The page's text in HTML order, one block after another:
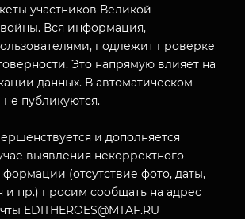
КОМПЛЕКС
НАЗАД
участников Великой
Вся информация,
подлежит проверке
Это напрямую влияет на
данных. В автоматическом
публикуются.
и дополняется
выявления некорректного
(отсутствие фото, даты,
и пр.) просим сообщать на адрес
EDITHEROES@MTAF.RU